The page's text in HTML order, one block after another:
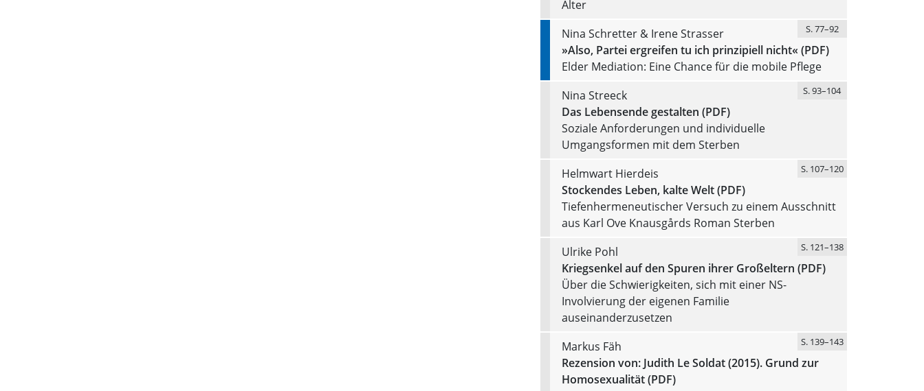
Alter
Nina Schretter & Irene Strasser
S. 77–92
»Also, Partei ergreifen tu ich prinzipiell nicht« (PDF)
Elder Mediation: Eine Chance für die mobile Pflege
Nina Streeck
S. 93–104
Das Lebensende gestalten (PDF)
Soziale Anforderungen und individuelle
Umgangsformen mit dem Sterben
Helmwart Hierdeis
S. 107–120
Stockendes Leben, kalte Welt (PDF)
Tiefenhermeneutischer Versuch zu einem Ausschnitt
aus Karl Ove Knausgårds Roman Sterben
Ulrike Pohl
S. 121–138
Kriegsenkel auf den Spuren ihrer Großeltern (PDF)
Über die Schwierigkeiten, sich mit einer NS-
Involvierung der eigenen Familie
auseinanderzusetzen
Markus Fäh
S. 139–143
Rezension von: Judith Le Soldat (2015). Grund zur
Homosexualität (PDF)